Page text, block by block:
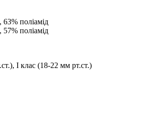
поліамід
поліамід
I клас (18-22 мм рт.ст.)